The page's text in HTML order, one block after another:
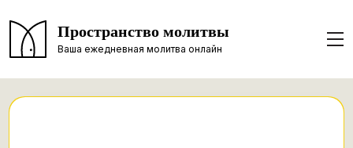
Пространство молитвы
Ваша ежедневная молитва онлайн